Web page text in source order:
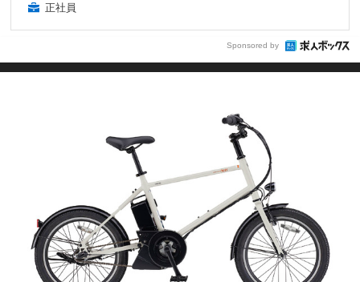
正社員
Sponsored by